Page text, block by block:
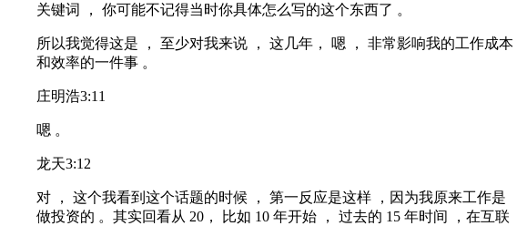
关键词 ， 你可能不记得当时你具体怎么写的这个东西了 。
所以我觉得这是 ， 至少对我来说 ， 这几年， 嗯 ， 非常影响我的工作成本
和效率的一件事 。
庄明浩3:11
嗯 。
龙天3:12
对 ， 这个我看到这个话题的时候 ， 第一反应是这样 ，因为我原来工作是
做投资的 。其实回看从 20， 比如 10 年开始 ， 过去的 15 年时间 ，在互联